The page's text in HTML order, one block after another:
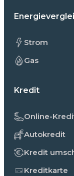
Strom
Gas
Kredit
Online-
Autokredit
Kredit
Kreditkarte